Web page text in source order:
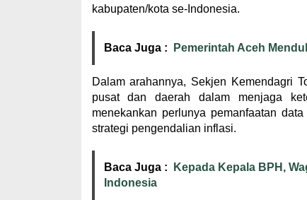
kabupaten/kota se-Indonesia.
Baca Juga : Pemerintah Aceh
Dalam arahannya, Sekjen Kemendagri
pusat dan daerah dalam menjaga
menekankan perlunya pemanfaatan
strategi pengendalian inflasi.
Baca Juga :
Kepada Kepala BPH,
Indonesia